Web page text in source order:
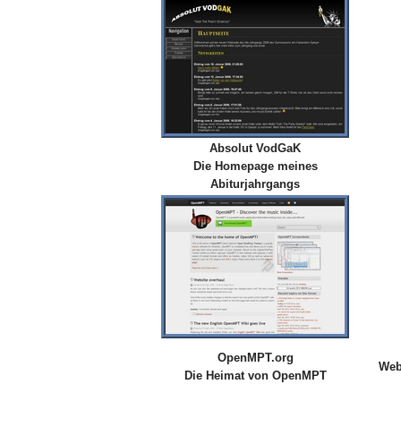
Absolut VodGaK
Die Homepage meines
Abiturjahrgangs
OpenMPT.org
Die Heimat von OpenMPT